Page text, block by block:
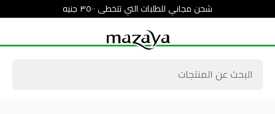
شحن مجاني للطلبات التي تتخطى ٣٥٠٠ جنيه